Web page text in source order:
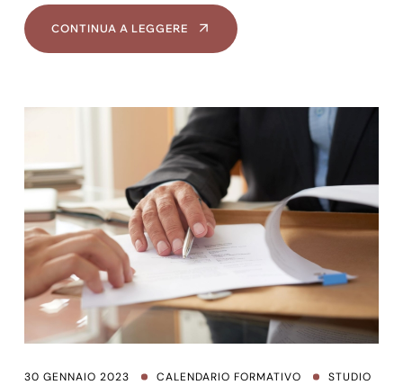
CONTINUA A LEGGERE
30 GENNAIO 2023 CALENDARIO FORMATIVO
STUDIO